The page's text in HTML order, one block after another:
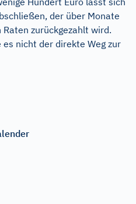
der über Monate
zurückgezahlt wird.
nicht der direkte Weg zur